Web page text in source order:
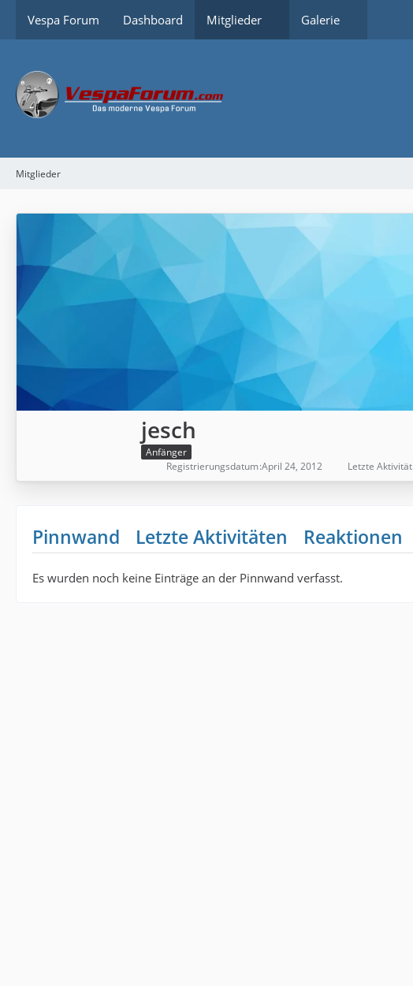
Vespa Forum Dashboard Mitglieder Galerie
Mitglieder
jesch
Anfänger
Registrierungsdatum April 24, 2012 Letzte Aktivität
Pinnwand Letzte Aktivitäten Reaktionen
Es wurden noch keine Einträge an der Pinnwand verfasst.